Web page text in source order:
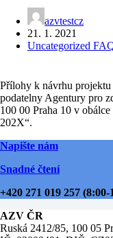
azvtestcz
21. 1. 2021
Uncategorized
Přílohy k návrhu projektu
podatelny Agentury pro
100 00 Praha 10 v
202X“.
Napište nám
Snadné čtení
+420 271 019 257 (8:00-
AZV ČR
Ruská 2412/85, 100 05